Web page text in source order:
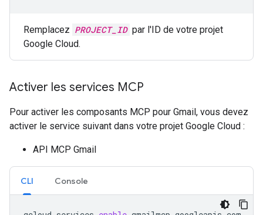
Remplacez PROJECT_ID par l'ID de votre projet
Google Cloud.
Activer les services MCP
Pour activer les composants MCP pour Gmail, vous devez
activer le service suivant dans votre projet Google Cloud :
API MCP Gmail
CLI Console